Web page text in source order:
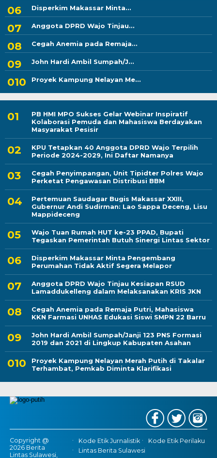
Disperkim Makassar Minta...
Anggota DPRD Wajo Tinjau...
Cegah Anemia pada Remaja...
John Hardi Ambil Sumpah/J...
Proyek Kampung Nelayan Me...
PB HMI MPO Sukses Gelar Webinar Inspiratif
Kolaborasi Pemuda dan Mahasiswa Berdayakan
Masyarakat Pesisir
KPU Tetapkan 40 Anggota DPRD Wajo Terpilih
Periode 2024-2029, Ini Daftar Namanya
Cegah Penyimpangan, Unit Tipidter Polres Wajo
Perketat Pengawasan Distribusi BBM
Pertemuan Saudagar Bugis Makassar XXIII,
Gubernur Andi Sudirman: Lao Sappa Deceng, Lisu
Mappideceng
Wajo Tuan Rumah HUT ke-23 PPAD, Bupati
Tegaskan Pemerintah Butuh Sinergi Lintas Sektor
Disperkim Makassar Minta Pengembang
Perumahan Tidak Aktif Segera Melapor
Anggota DPRD Wajo Tinjau Kesiapan RSUD
Lamaddukelleng dalam Melaksanakan KRIS JKN
Cegah Anemia pada Remaja Putri, Mahasiswa
KKN Farmasi UNHAS Edukasi Siswi SMPN 22 Barru
John Hardi Ambil Sumpah/Janji 123 PNS Formasi
2019 dan 2021 di Lingkup Kabupaten Asahan
Proyek Kampung Nelayan Merah Putih di Takalar
Terhambat, Pemkab Diminta Klarifikasi
Copyright @
2026 Berita
Lintas Sulawesi,
Kode Etik Jurnalistik
Kode Etik Perilaku
Lintas Berita Sulawesi